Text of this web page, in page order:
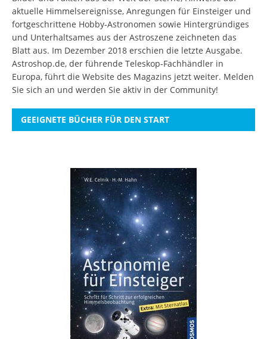
aktuelle Himmelsereignisse, Anregungen für Einsteiger und
fortgeschrittene Hobby-Astronomen sowie Hintergründiges
und Unterhaltsames aus der Astroszene zeichneten das
Blatt aus. Im Dezember 2018 erschien die letzte Ausgabe.
Astroshop.de, der führende Teleskop-Fachhändler in
Europa, führt die Website des Magazins jetzt weiter. Melden
Sie sich an und werden Sie aktiv in der Community!
GEEIGNETE BÜCHER FÜR DEN START